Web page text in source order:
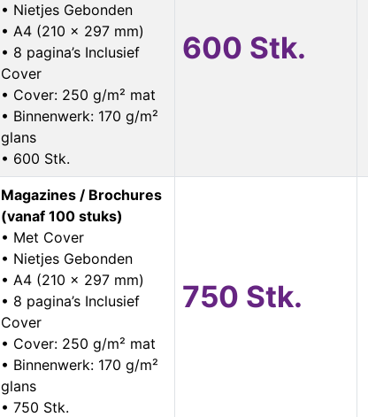
• Nietjes Gebonden
• A4 (210 x 297 mm)
• 8 pagina’s Inclusief
Cover
• Cover: 250 g/m² mat
• Binnenwerk: 170 g/m²
glans
• 600 Stk.
600 Stk.
Magazines / Brochures
(vanaf 100 stuks)
• Met Cover
• Nietjes Gebonden
• A4 (210 x 297 mm)
• 8 pagina’s Inclusief
Cover
• Cover: 250 g/m² mat
• Binnenwerk: 170 g/m²
glans
• 750 Stk.
750 Stk.